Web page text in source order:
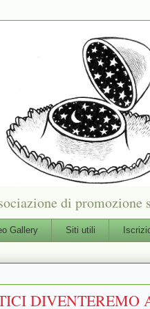
di promozione
Gallery Siti utili
DIVENTEREMO